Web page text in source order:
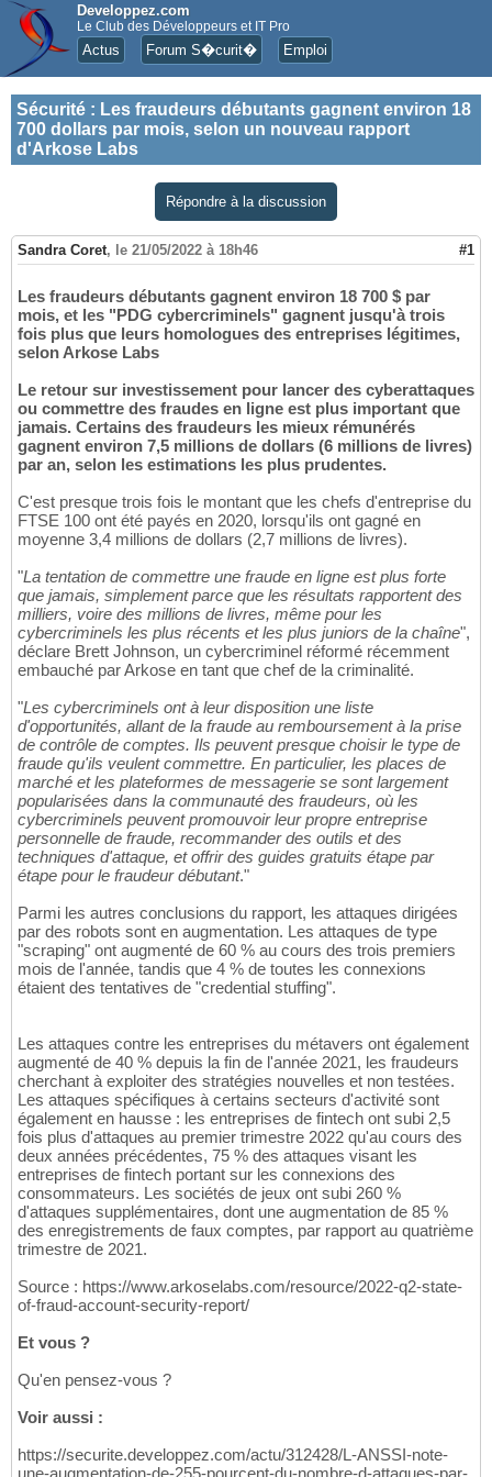
Developpez.com
Le Club des Développeurs et IT Pro
Actus Forum S�curit� Emploi
Sécurité : Les fraudeurs débutants gagnent environ 18
700 dollars par mois, selon un nouveau rapport
d'Arkose Labs
Répondre à la discussion
Sandra Coret, le 21/05/2022 à 18h46 #1
Les fraudeurs débutants gagnent environ 18 700 $ par
mois, et les "PDG cybercriminels" gagnent jusqu'à trois
fois plus que leurs homologues des entreprises légitimes,
selon Arkose Labs
Le retour sur investissement pour lancer des cyberattaques
ou commettre des fraudes en ligne est plus important que
jamais. Certains des fraudeurs les mieux rémunérés
gagnent environ 7,5 millions de dollars (6 millions de livres)
par an, selon les estimations les plus prudentes.
C'est presque trois fois le montant que les chefs d'entreprise du
FTSE 100 ont été payés en 2020, lorsqu'ils ont gagné en
moyenne 3,4 millions de dollars (2,7 millions de livres).
"La tentation de commettre une fraude en ligne est plus forte
que jamais, simplement parce que les résultats rapportent des
milliers, voire des millions de livres, même pour les
cybercriminels les plus récents et les plus juniors de la chaîne",
déclare Brett Johnson, un cybercriminel réformé récemment
embauché par Arkose en tant que chef de la criminalité.
"Les cybercriminels ont à leur disposition une liste
d'opportunités, allant de la fraude au remboursement à la prise
de contrôle de comptes. Ils peuvent presque choisir le type de
fraude qu'ils veulent commettre. En particulier, les places de
marché et les plateformes de messagerie se sont largement
popularisées dans la communauté des fraudeurs, où les
cybercriminels peuvent promouvoir leur propre entreprise
personnelle de fraude, recommander des outils et des
techniques d'attaque, et offrir des guides gratuits étape par
étape pour le fraudeur débutant."
Parmi les autres conclusions du rapport, les attaques dirigées
par des robots sont en augmentation. Les attaques de type
"scraping" ont augmenté de 60 % au cours des trois premiers
mois de l'année, tandis que 4 % de toutes les connexions
étaient des tentatives de "credential stuffing".
Les attaques contre les entreprises du métavers ont également
augmenté de 40 % depuis la fin de l'année 2021, les fraudeurs
cherchant à exploiter des stratégies nouvelles et non testées.
Les attaques spécifiques à certains secteurs d'activité sont
également en hausse : les entreprises de fintech ont subi 2,5
fois plus d'attaques au premier trimestre 2022 qu'au cours des
deux années précédentes, 75 % des attaques visant les
entreprises de fintech portant sur les connexions des
consommateurs. Les sociétés de jeux ont subi 260 %
d'attaques supplémentaires, dont une augmentation de 85 %
des enregistrements de faux comptes, par rapport au quatrième
trimestre de 2021.
Source : https://www.arkoselabs.com/resource/2022-q2-state-
of-fraud-account-security-report/
Et vous ?
Qu'en pensez-vous ?
Voir aussi :
https://securite.developpez.com/actu/312428/L-ANSSI-note-